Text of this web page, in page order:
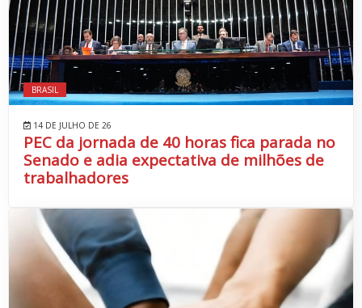
BRASIL
14 DE JULHO DE 26
PEC da jornada de 40 horas fica parada no
Senado e adia expectativa de milhões de
trabalhadores